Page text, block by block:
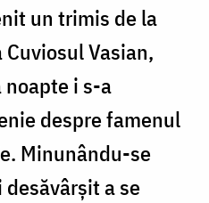
un trimis de la
Vasian,
i s-a
despre famenul
Minunându-se
a se